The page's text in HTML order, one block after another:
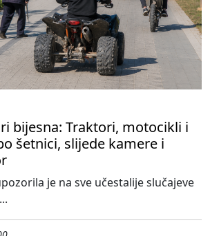
bijesna: Traktori, motocikli i
šetnici, slijede kamere i
je na sve učestalije slučajeve